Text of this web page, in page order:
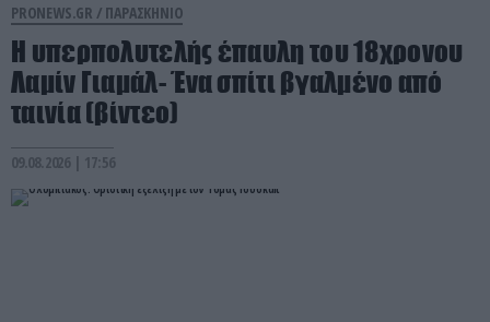
PRONEWS.GR / ΠΑΡΑΣΚΗΝΙΟ
Η υπερπολυτελής έπαυλη του 18χρονου
Λαμίν Γιαμάλ- Ένα σπίτι βγαλμένο από
ταινία (βίντεο)
09.08.2026 | 17:56